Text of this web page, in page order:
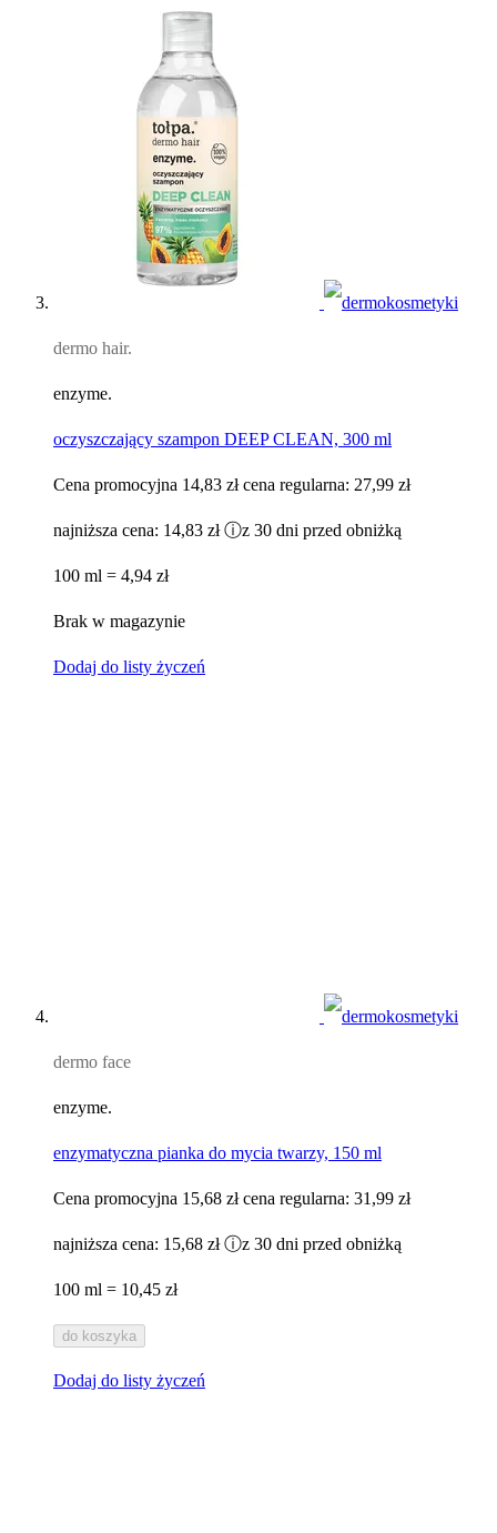
dermo hair.
enzyme.
oczyszczający szampon DEEP CLEAN, 300 ml
Cena promocyjna 14,83 zł cena regularna: 27,99 zł
najniższa cena: 14,83 zł ⓘz 30 dni przed obniżką
100 ml = 4,94 zł
Brak w magazynie
Dodaj do listy życzeń
dermo face
enzyme.
enzymatyczna pianka do mycia twarzy, 150 ml
Cena promocyjna 15,68 zł cena regularna: 31,99 zł
najniższa cena: 15,68 zł ⓘz 30 dni przed obniżką
100 ml = 10,45 zł
do koszyka
Dodaj do listy życzeń